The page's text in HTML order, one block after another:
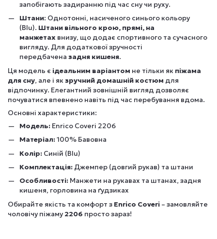
запобігають задиранню під час сну чи руху.
Штани: Однотонні, насиченого синього кольору
(Blu). Штани вільного крою, прямі, на
манжетах внизу, що додає спортивного та сучасного
вигляду. Для додаткової зручності
передбачена задня кишеня.
Ця модель є ідеальним варіантом не тільки як піжама
для сну, але і якзручний домашній костюм для
відпочинку. Елегантний зовнішній вигляд дозволяє
почуватися впевнено навіть під час перебування вдома.
Основні характеристики:
Модель: Enrico Coveri 2206
Матеріал:100% Бавовна
Колір: Синій (Blu)
Комплектація: Джемпер (довгий рукав) та штани
Особливості: Манжети на рукавах та штанах, задня
кишеня, горловина на ґудзиках
Обирайте якість та комфорт з Enrico Coveri – замовляйте
чоловічу піжаму2206 просто зараз!